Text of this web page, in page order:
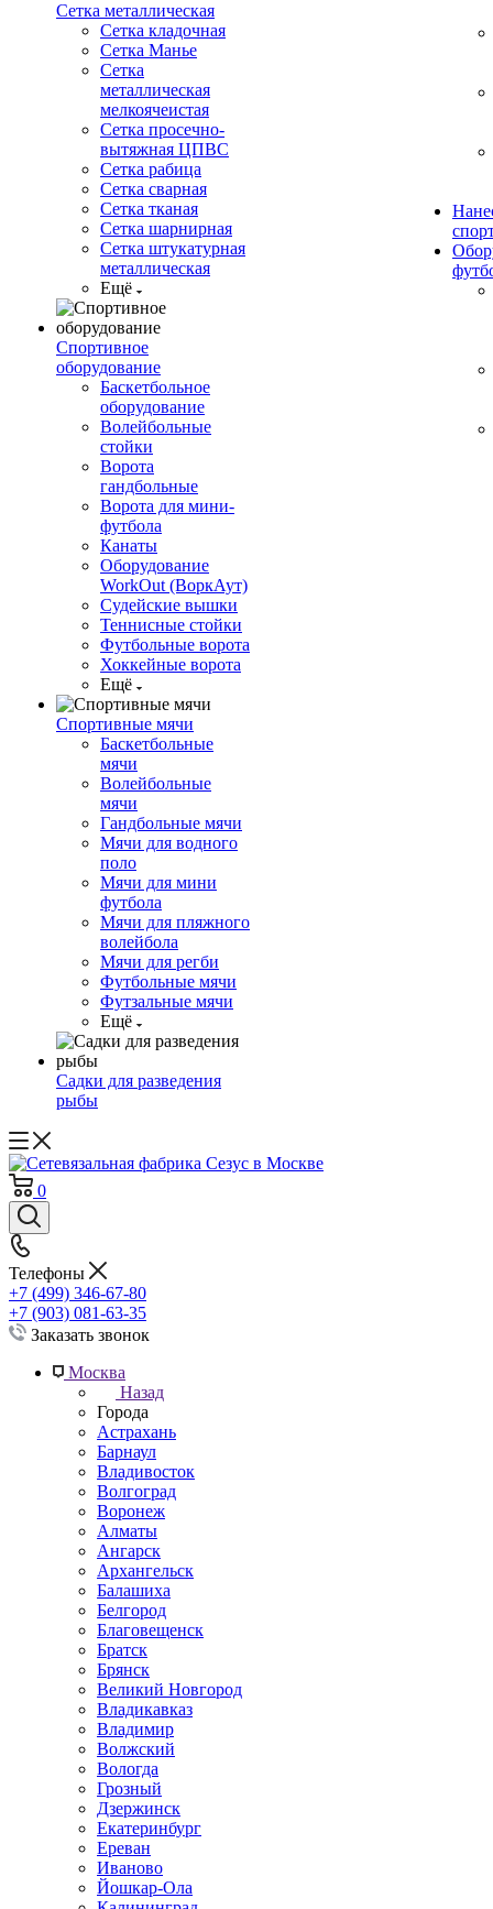
Сетка металлическая
Сетка кладочная
Сетка Манье
Сетка
металлическая
мелкоячеистая
Сетка просечно-
вытяжная ЦПВС
Сетка рабица
Сетка сварная
Сетка тканая
Сетка шарнирная
Сетка штукатурная
металлическая
Ещё
Спортивное
оборудование
Баскетбольное
оборудование
Волейбольные
стойки
Ворота
гандбольные
Ворота для мини-
футбола
Канаты
Оборудование
WorkOut (ВоркАут)
Судейские вышки
Теннисные стойки
Футбольные ворота
Хоккейные ворота
Ещё
Спортивные мячи
Баскетбольные
мячи
Волейбольные
мячи
Гандбольные мячи
Мячи для водного
поло
Мячи для мини
футбола
Мячи для пляжного
волейбола
Мячи для регби
Футбольные мячи
Футзальные мячи
Ещё
Садки для разведения
рыбы
0
Телефоны
+7 (499) 346-67-80
+7 (903) 081-63-35
Заказать звонок
Москва
Назад
Города
Астрахань
Барнаул
Владивосток
Волгоград
Воронеж
Алматы
Ангарск
Архангельск
Балашиха
Белгород
Благовещенск
Братск
Брянск
Великий Новгород
Владикавказ
Владимир
Волжский
Вологда
Грозный
Дзержинск
Екатеринбург
Ереван
Иваново
Йошкар-Ола